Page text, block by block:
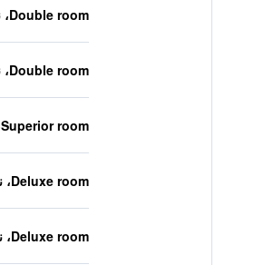
Double room، نوع السرير غير معروف
Double room، نوع السرير غير معروف
Superior room، نوع السرير غير معروف
Deluxe room، نوع السرير غير معروف
Deluxe room، نوع السرير غير معروف